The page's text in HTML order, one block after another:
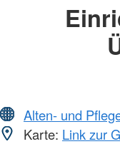
Alten- und
Karte: Link zur